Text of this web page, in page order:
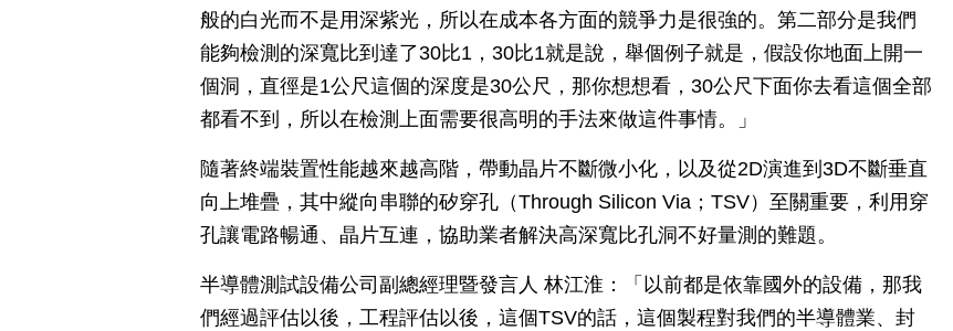
般的白光而不是用深紫光，所以在成本各方面的競爭力是很強的。第二部分是我們
能夠檢測的深寬比到達了30比1，30比1就是說，舉個例子就是，假設你地面上開一
個洞，直徑是1公尺這個的深度是30公尺，那你想想看，30公尺下面你去看這個全部
都看不到，所以在檢測上面需要很高明的手法來做這件事情。」
隨著終端裝置性能越來越高階，帶動晶片不斷微小化，以及從2D演進到3D不斷垂直
向上堆疊，其中縱向串聯的矽穿孔（Through Silicon Via；TSV）至關重要，利用穿
孔讓電路暢通、晶片互連，協助業者解決高深寬比孔洞不好量測的難題。
半導體測試設備公司副總經理暨發言人 林江淮：「以前都是依靠國外的設備，那我
們經過評估以後，工程評估以後，這個TSV的話，這個製程對我們的半導體業、封